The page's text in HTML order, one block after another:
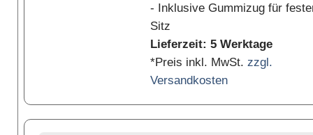
- Inklusive Gummizug für
Sitz
Lieferzeit: 5 Werktage
*Preis inkl. MwSt. zzgl.
Versandkosten